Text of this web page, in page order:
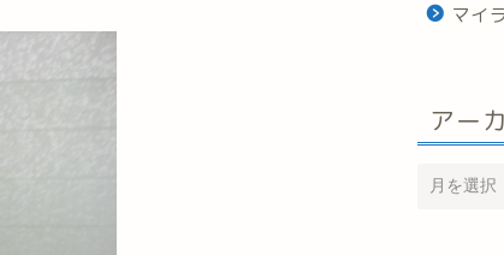
マイ
アー